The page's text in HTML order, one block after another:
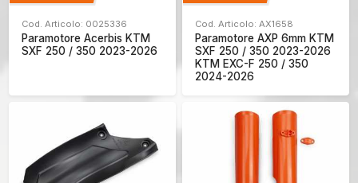
Cod. Articolo: 0025336
Paramotore Acerbis KTM
SXF 250 / 350 2023-2026
Cod. Articolo: AX1658
Paramotore AXP 6mm KTM
SXF 250 / 350 2023-2026
KTM EXC-F 250 / 350
2024-2026